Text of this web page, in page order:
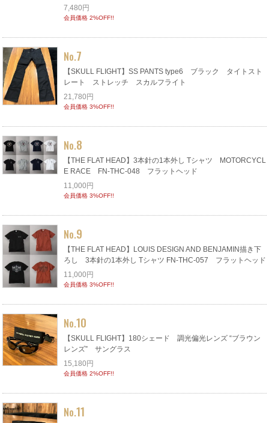
7,480円
会員価格 2%OFF!!
No.7
【SKULL FLIGHT】SS PANTS type6 ブラック タイトスト
レート ストレッチ スカルフライト
21,780円
会員価格 3%OFF!!
No.8
【THE FLAT HEAD】3本針の1本外し Tシャツ MOTORCYCL
E RACE FN-THC-048 フラットヘッド
11,000円
会員価格 3%OFF!!
No.9
【THE FLAT HEAD】LOUIS DESIGN AND BENJAMIN描き下
ろし 3本針の1本外し Tシャツ FN-THC-057 フラットヘッド
11,000円
会員価格 3%OFF!!
No.10
【SKULL FLIGHT】180シェード 調光偏光レンズ “ブラウン
レンズ” サングラス
15,180円
会員価格 2%OFF!!
No.11